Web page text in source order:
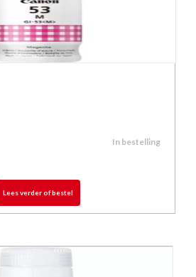
In bestelling
Lees verder of bestel